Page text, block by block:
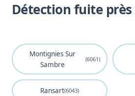
Détection fuite près
Montignies Sur
Sambre
(6061)
Ransart(6043)